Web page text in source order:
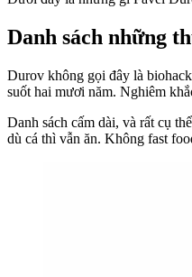
Danh sách những
Durov không gọi đây là
suốt hai mươi năm. Nghiêm
Danh sách cấm dài, và rất cụ
dù cá thì vẫn ăn. Không fast